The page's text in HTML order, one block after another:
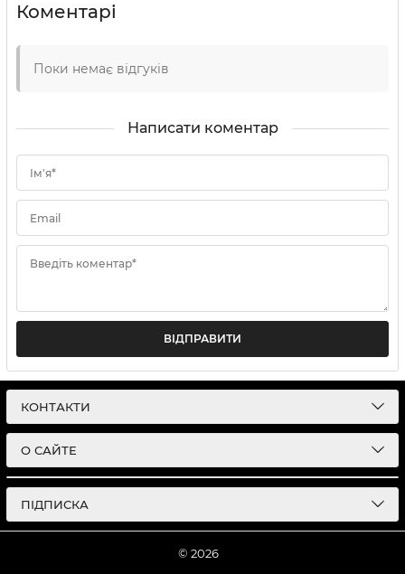
Коментарі
Поки немає відгуків
Написати коментар
Ім'я*
Email
Введіть коментар*
ВІДПРАВИТИ
КОНТАКТИ
О САЙТЕ
ПІДПИСКА
© 2026